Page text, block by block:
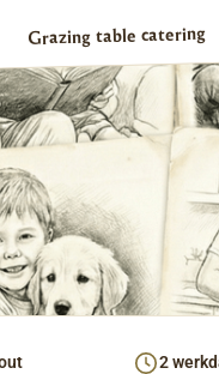
Grazing table catering
2